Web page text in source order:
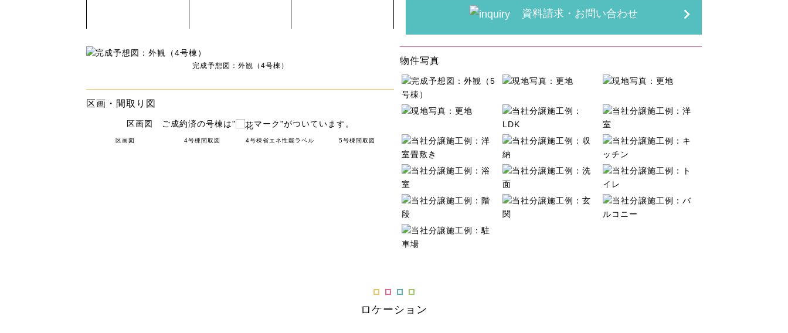
資料請求・お問い合わせ
完成予想図：外観（4号棟）
区画・間取り図
区画図 ご成約済の号棟は" マーク"がついています。
区画図 4号棟間取図 4号棟省エネ性能ラベル 5号棟間取図
物件写真
ロケーション